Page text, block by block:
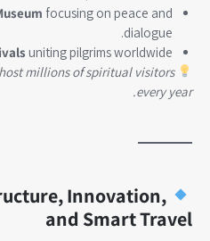
focusing on peace and
dialogue.
uniting pilgrims worldwide.
millions of spiritual visitors
every year.
Innovation,
and Smart Travel